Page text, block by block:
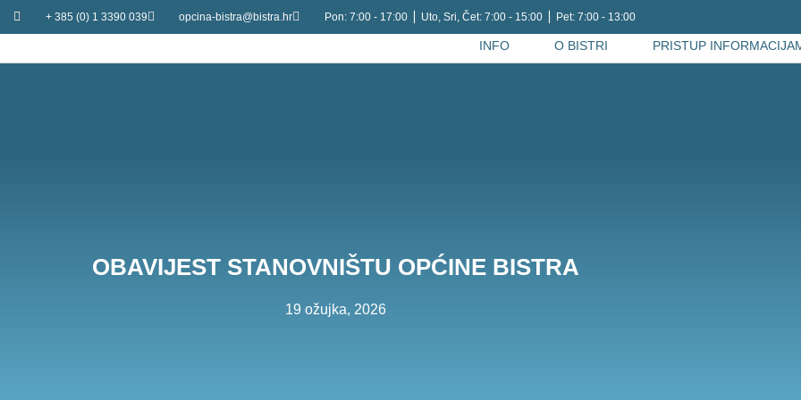
+ 385 (0) 1 3390 039 opcina-bistra@bistra.hr Pon: 7:00 - 17:00 ⎪ Uto, Sri, Čet: 7:00 - 15:00 ⎪ Pet: 7:00 - 13:00
INFO O BISTRI PRISTUP
OBAVIJEST STANOVNIŠTU OPĆINE BISTRA
19 ožujka, 2026